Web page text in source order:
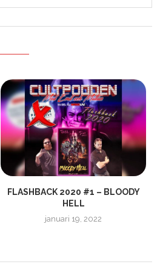
FLASHBACK 2020 #1 – BLOODY
HELL
januari 19, 2022